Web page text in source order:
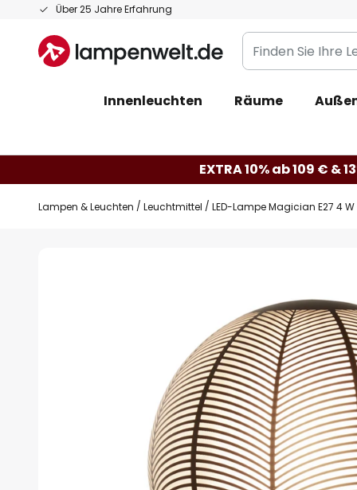
Über 25 Jahre Erfahrung
Zum
springen
Finden
Sie
Leuchte...
Innenleuchten Räume
EXTRA 10% ab 109 € &
Lampen & Leuchten Leuchtmittel LED-Lampe Magician E27 4 W